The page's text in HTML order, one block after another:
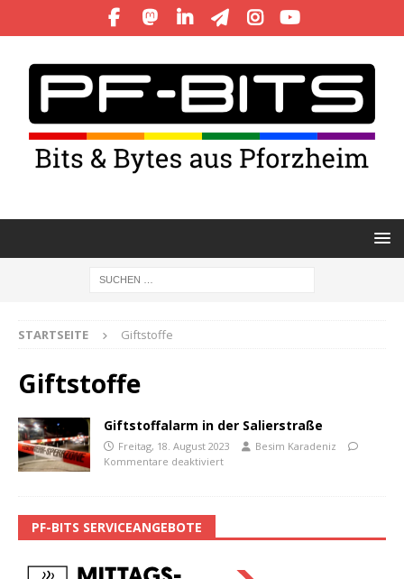
STARTSEITE Giftstoffe
Giftstoffe
Giftstoffalarm in der Salierstraße
Freitag, 18. August 2023
Besim Karadeniz
Kommentare deaktiviert
PF-BITS SERVICEANGEBOTE